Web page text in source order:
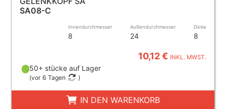
SA08-C
Innendurchmesser
8
Außendurchmesser
24
Dicke
8
10,12 € INKL. MWST.
50+ stücke auf Lager
(vor 6 Tagen )
IN DEN WARENKORB